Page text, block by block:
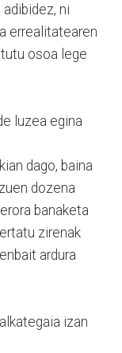
ni
errealitatearen
osoa lege
luzea egina
dago, baina
dozena
banaketa
zirenak
ardura
izan